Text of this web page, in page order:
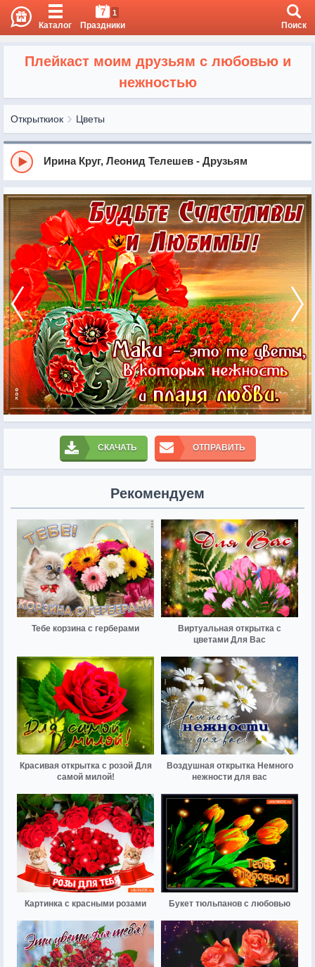
Каталог
7 1
Праздники Поиск
Плейкаст моим друзьям с любовью и
нежностью
Открыткиок Цветы
Ирина Круг, Леонид Телешев - Друзьям
СКАЧАТЬ ОТПРАВИТЬ
Рекомендуем
Тебе корзина с герберами
Виртуальная открытка с
цветами Для Вас
Красивая открытка с розой Для
самой милой!
Воздушная открытка Немного
нежности для вас
Картинка с красными розами Букет тюльпанов с любовью